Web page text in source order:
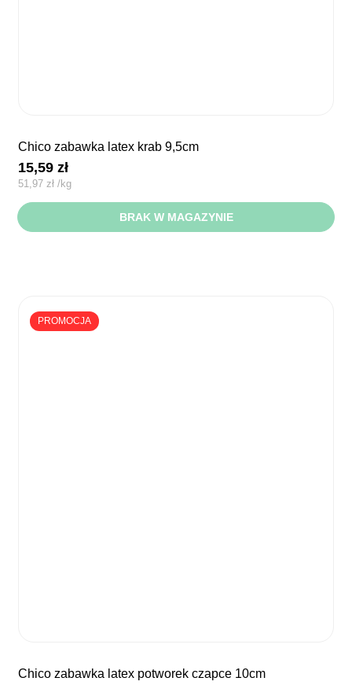
chico zabawka latex krab 9,5cm
15,59zł
51,97 zł /kg
BRAK W MAGAZYNIE
PROMOCJA
chico zabawka latex potworek czapce 10cm